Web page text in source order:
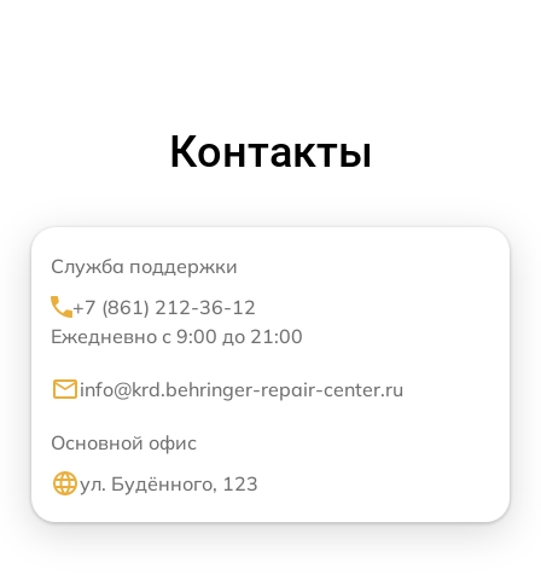
Контакты
Служба поддержки
+7 (861) 212-36-12
Ежедневно с 9:00 до 21:00
info@krd.behringer-repair-center.ru
Основной офис
ул. Будённого, 123